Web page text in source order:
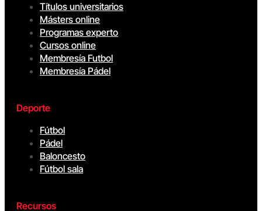
Títulos universitarios
Másters online
Programas experto
Cursos online
Membresía Futbol
Membresía Pádel
Deporte
Fútbol
Pádel
Baloncesto
Fútbol sala
Recursos